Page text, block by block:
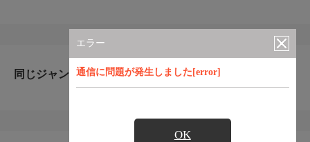
エラー
通信に問題が発生しました[error]
OK
同じジャンルのおすすめ番組